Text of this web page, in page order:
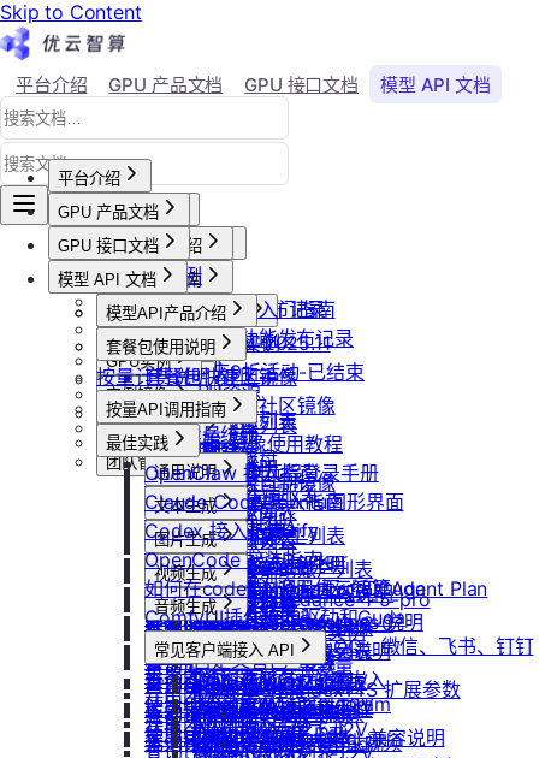
Skip to Content
平台介绍 GPU 产品文档 GPU 接口文档
模型 API 文档
Agent 社区
平台介绍
平台概述
平台介绍
加入社群
用户等级与推荐
会员等级
用户推荐
产品更新公告
GPU-新功能发布记录
模型API-新功能发布记录
活动及价格更新公告
双11夜间折扣-2025.11
2025国庆9折活动-已结束
GPU 产品文档
GPU产品介绍
功能概览
已上线卡型
可用区介绍
GPU操作指南
【新人必看】入门指南
镜像选择
创建实例
登录实例
本地数据上传
文件管理
制作私有镜像
调用公共模型库
防火墙及端口设置
配置外网加速
云硬盘扩容与挂载
云存储挂载
模型库挂载
自启动
手动安装监控
无卡模式
GPU抢占式实例
GPU抢占式实例
发布社区镜像
如何发布社区镜像
更新已发布的社区镜像
计费与回收
计费概览
计费方式说明
到期或欠费说明
续费管理
回收规则
GPU最佳实践
Isaac系列镜像使用教程
Windows实例远程登录手册
通过VNC搭建Ubuntu图形界面
ubuntu如何安装Dify
ubuntu如何安装Docker
Windows安装Nvidia驱动和Cuda
ubuntu安装Nvidia驱动和Cuda
使用LangBot快速部署QQ、微信、飞书、钉钉
机器人
使用Clawdbot连接Telegram
使用Clawdbot连接飞书
GPU 接口文档
API接口范例
CLI&Skills
常见错误码
GPU实例
创建GPU资源
获取实例资源列表
启动实例
关闭实例
删除实例
重启实例
重装实例
重置实例密码
升降配实例
获取支持的可用区信息列表
查询网络加速服务状态
检查指定规格的资源可用性
获取可用机型列表
实例镜像
获取自制镜像列表
创建自制镜像
删除算力平台自制镜像
获取社区镜像列表
获取平台镜像列表
查询镜像已共享的账户列表
获取镜像标签列表
查询他人共享给自己的镜像
查询已收藏的镜像列表
查询自己发布的社区镜像
查询指定用户的社区镜像
查询镜像制作进度
磁盘与云存储
创建并挂载云盘
删除云盘
卸载云盘
扩容云盘
挂载已有云盘
查询云盘扩容价格
挂载 US3 对象存储到实例
云存储文件上传和下载
团队管理
创建团队
邀请成员加入团队
删除团队
查询成员订单列表
查询成员订单数量
查询成员未支付订单
查询成员未支付订单数量
导出团队账单
获取团队详情
查询已创建的团队列表
模型 API 文档
模型API产品介绍
模型API服务
套餐包使用说明
套餐包快速上手
套餐计费逻辑
套餐用量统计
客户端接入
OpenClaw 云端服务
按量计费说明
按量API调用指南
快速开始
通用说明
认证鉴权
错误码
文本生成
如何获取模型列表
模型协议支持说明
API支持与扩展字段说明
OpenAI-Completions 说明
OpenAI-Response说明
Embeddings 向量嵌入
Gemini 快速开始
Claude (Anthropic) 兼容说明
图片生成
Nano Banana
Nano Banana Pro
Nano Banana 2
gpt-image-1
gpt-image-1.5
gpt-image-2
doubao-seedream
Qwen-Image-Edit
视频生成
doubao-seedance-1-5-pro
doubao-seedance-2-0
Vidu 系列
Vidu/文生视频
Vidu/图生视频
Vidu/参考图生视频
Wan-AI/Wan2.2-I2V
Wan-AI/Wan2.2-T2V
Wan-AI/Wan2.5-I2V
Wan-AI/Wan2.5-T2V
音频生成
IndexTTS
自定义音色
IndexTeam/IndexTTS 扩展参数
suno音乐生成
MiniMax/speech-hd
常见问题答疑
最佳实践
OpenClaw 接入指南
Claude Code 接入指南
Codex 接入指南
OpenCode 接入指南
如何在codex中调用优云智算Agent Plan
ComfyUI插件接入
常见客户端接入 API
Dify
RAGFlow
AnythingLLM
纳米AI